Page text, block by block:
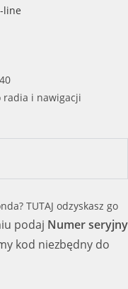
radia i nawigacji
TUTAJ odzyskasz go
podaj Numer seryjny
kod niezbędny do